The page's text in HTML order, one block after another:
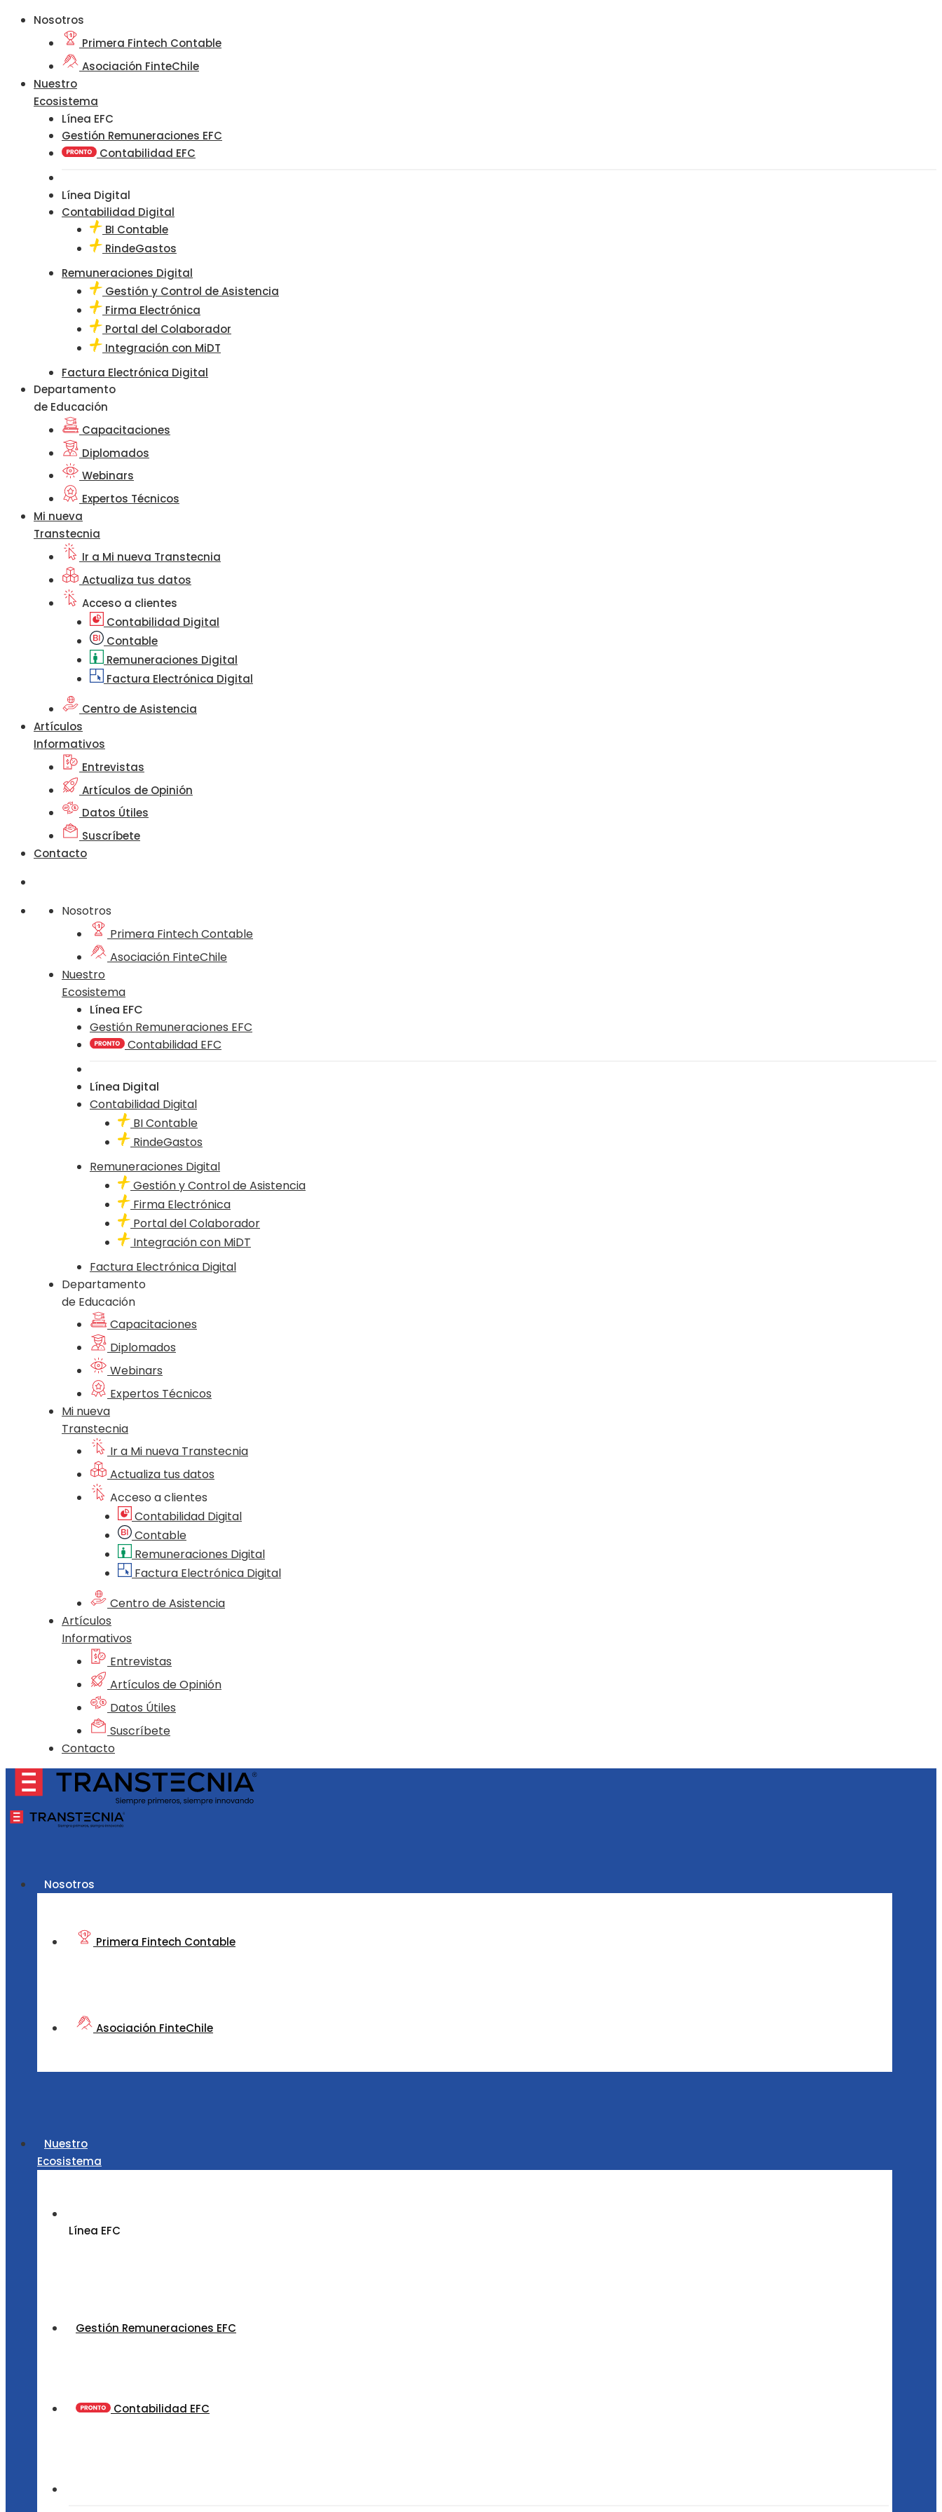
Nosotros
Primera Fintech Contable
Asociación FinteChile
Nuestro
Ecosistema
Línea EFC
Gestión Remuneraciones EFC
Contabilidad EFC
Línea Digital
Contabilidad Digital
BI Contable
RindeGastos
Remuneraciones Digital
Gestión y Control de Asistencia
Firma Electrónica
Portal del Colaborador
Integración con MiDT
Factura Electrónica Digital
Departamento
de Educación
Capacitaciones
Diplomados
Webinars
Expertos Técnicos
Mi nueva
Transtecnia
Ir a Mi nueva Transtecnia
Actualiza tus datos
Acceso a clientes
Contabilidad Digital
Contable
Remuneraciones Digital
Factura Electrónica Digital
Centro de Asistencia
Artículos
Informativos
Entrevistas
Artículos de Opinión
Datos Útiles
Suscríbete
Contacto
Nosotros
Primera Fintech Contable
Asociación FinteChile
Nuestro
Ecosistema
Línea EFC
Gestión Remuneraciones EFC
Contabilidad EFC
Línea Digital
Contabilidad Digital
BI Contable
RindeGastos
Remuneraciones Digital
Gestión y Control de Asistencia
Firma Electrónica
Portal del Colaborador
Integración con MiDT
Factura Electrónica Digital
Departamento
de Educación
Capacitaciones
Diplomados
Webinars
Expertos Técnicos
Mi nueva
Transtecnia
Ir a Mi nueva Transtecnia
Actualiza tus datos
Acceso a clientes
Contabilidad Digital
Contable
Remuneraciones Digital
Factura Electrónica Digital
Centro de Asistencia
Artículos
Informativos
Entrevistas
Artículos de Opinión
Datos Útiles
Suscríbete
Contacto
Nosotros
Primera Fintech Contable
Asociación FinteChile
Nuestro
Ecosistema
Línea EFC
Gestión Remuneraciones EFC
Contabilidad EFC